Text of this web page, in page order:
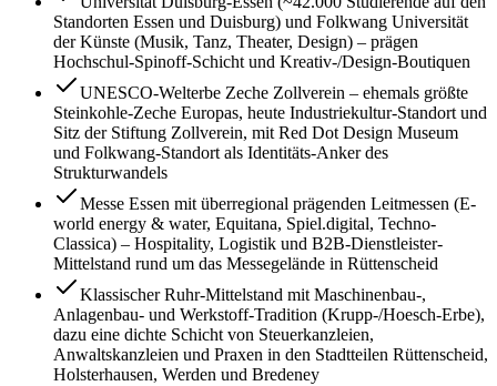
Standorten Essen und Duisburg) und Folkwang Universität
der Künste (Musik, Tanz, Theater, Design) – prägen
Hochschul-Spinoff-Schicht und Kreativ-/Design-Boutiquen
UNESCO-Welterbe Zeche Zollverein – ehemals größte
Steinkohle-Zeche Europas, heute Industriekultur-Standort und
Sitz der Stiftung Zollverein, mit Red Dot Design Museum
und Folkwang-Standort als Identitäts-Anker des
Strukturwandels
Messe Essen mit überregional prägenden Leitmessen (E-
world energy & water, Equitana, Spiel.digital, Techno-
Classica) – Hospitality, Logistik und B2B-Dienstleister-
Mittelstand rund um das Messegelände in Rüttenscheid
Klassischer Ruhr-Mittelstand mit Maschinenbau-,
Anlagenbau- und Werkstoff-Tradition (Krupp-/Hoesch-Erbe),
dazu eine dichte Schicht von Steuerkanzleien,
Anwaltskanzleien und Praxen in den Stadtteilen Rüttenscheid,
Holsterhausen, Werden und Bredeney